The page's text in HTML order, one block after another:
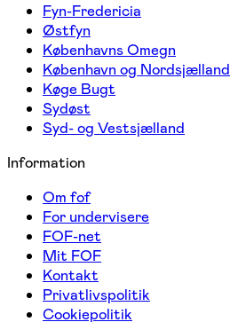
Fyn-Fredericia
Østfyn
Københavns Omegn
København og Nordsjælland
Køge Bugt
Sydøst
Syd- og Vestsjælland
Information
Om fof
For undervisere
FOF-net
Mit FOF
Kontakt
Privatlivspolitik
Cookiepolitik